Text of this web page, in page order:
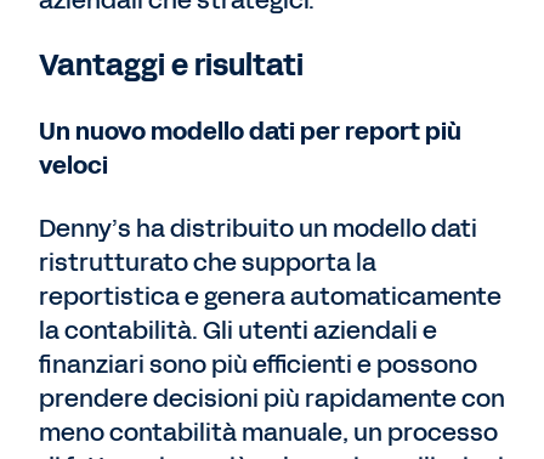
Vantaggi e risultati
Un nuovo modello dati per report più
veloci
Denny’s ha distribuito un modello dati
ristrutturato che supporta la
reportistica e genera automaticamente
la contabilità. Gli utenti aziendali e
finanziari sono più efficienti e possono
prendere decisioni più rapidamente con
meno contabilità manuale, un processo